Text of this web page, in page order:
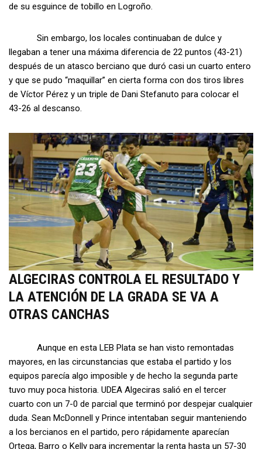
de su esguince de tobillo en Logroño.
Sin embargo, los locales continuaban de dulce y
llegaban a tener una máxima diferencia de 22 puntos (43-21)
después de un atasco berciano que duró casi un cuarto entero
y que se pudo “maquillar” en cierta forma con dos tiros libres
de Víctor Pérez y un triple de Dani Stefanuto para colocar el
43-26 al descanso.
ALGECIRAS CONTROLA EL RESULTADO Y
LA ATENCIÓN DE LA GRADA SE VA A
OTRAS CANCHAS
Aunque en esta LEB Plata se han visto remontadas
mayores, en las circunstancias que estaba el partido y los
equipos parecía algo imposible y de hecho la segunda parte
tuvo muy poca historia. UDEA Algeciras salió en el tercer
cuarto con un 7-0 de parcial que terminó por despejar cualquier
duda. Sean McDonnell y Prince intentaban seguir manteniendo
a los bercianos en el partido, pero rápidamente aparecían
Ortega, Barro o Kelly para incrementar la renta hasta un 57-30